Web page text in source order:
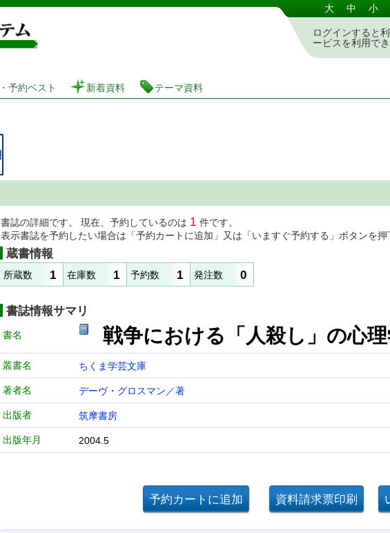
図書館 蔵書検索・予約システム 大 中 小
ログインすると
ービスを利用でき
予約ベスト 新着資料 テーマ資料
書誌の詳細です。 現在、予約しているのは 1 件です。
表示書誌を予約したい場合は「予約カートに追加」又は「いますぐ予約する」ボタンを押
蔵書情報
所蔵数 1 在庫数 1 予約数 1 発注数 0
書誌情報サマリ
書名 戦争における「人殺し」の心
叢書名 ちくま学芸文庫
著者名 デーヴ・グロスマン／著
出版者 筑摩書房
出版年月 2004.5